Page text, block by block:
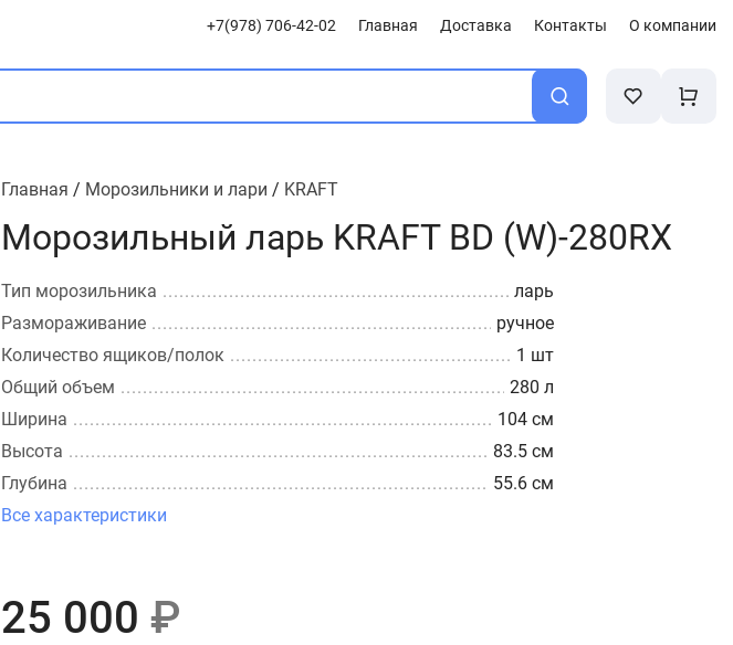
+7(978) 706-42-02 Главная Доставка Контакты О компании
Главная / Морозильники и лари / KRAFT
Морозильный ларь KRAFT BD (W)-280RX
Тип морозильника
ларь
Размораживание
ручное
Количество ящиков/полок
1 шт
Общий объем
280 л
Ширина
104 см
Высота
83.5 см
Глубина
55.6 см
Все характеристики
25 000 ₽